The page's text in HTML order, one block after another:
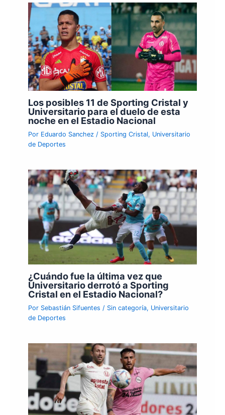
Los posibles 11 de Sporting Cristal y
Universitario para el duelo de esta
noche en el Estadio Nacional
Por Eduardo Sanchez/ Sporting Cristal, Universitario
de Deportes
¿Cuándo fue la última vez que
Universitario derrotó a Sporting
Cristal en el Estadio Nacional?
Por Sebastián Sifuentes/ Sin categoría, Universitario
de Deportes